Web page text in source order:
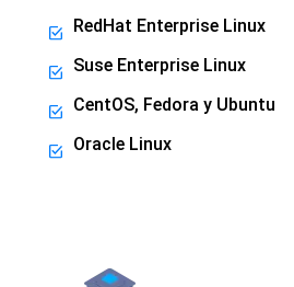
RedHat Enterprise Linux
Suse Enterprise Linux
CentOS, Fedora y Ubuntu
Oracle Linux